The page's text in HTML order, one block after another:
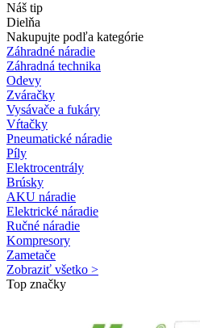
Náš tip
Dielňa
Nakupujte podľa kategórie
Záhradné náradie
Záhradná technika
Odevy
Zváračky
Vysávače a fukáry
Vŕtačky
Pneumatické náradie
Píly
Elektrocentrály
Brúsky
AKU náradie
Elektrické náradie
Ručné náradie
Kompresory
Zametače
Zobraziť všetko >
Top značky